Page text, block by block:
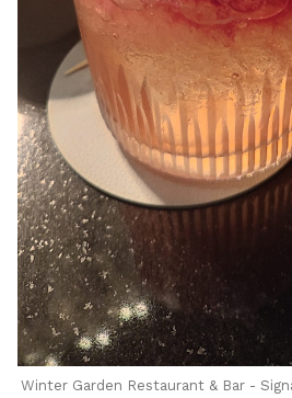
Winter Garden Restaurant & Bar -